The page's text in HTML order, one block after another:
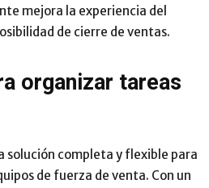
mejora la experiencia del
de cierre de ventas.
organizar tareas
solución completa y flexible para
de fuerza de venta. Con un